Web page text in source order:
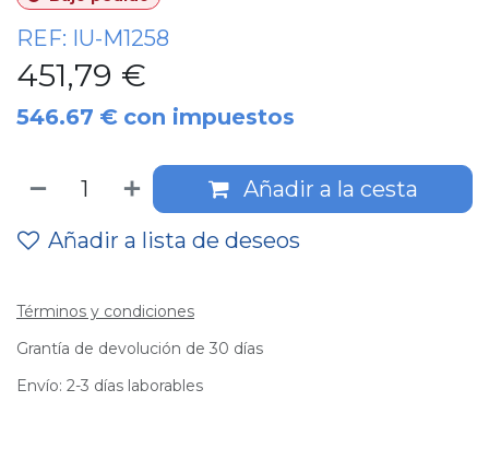
REF: IU-M1258
451,79 €
546.67 € con impuestos
Añadir a la cesta
Añadir a lista de deseos
Términos y condiciones
Grantía de devolución de 30 días
Envío: 2-3 días laborables